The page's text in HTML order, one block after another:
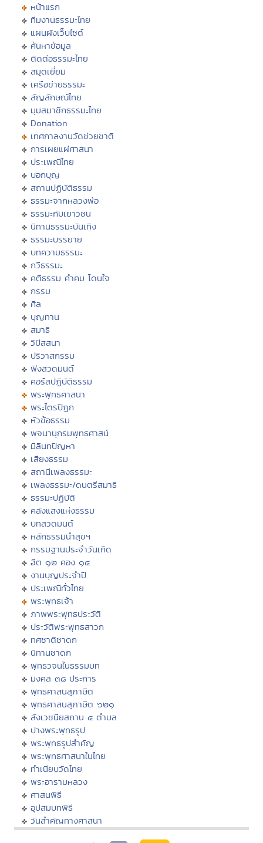
หน้าแรก
ทีมงานธรรมะไทย
แผนผังเว็บไซต์
ค้นหาข้อมูล
ติดต่อธรรมะไทย
สมุดเยี่ยม
เครือข่ายธรรมะ
สัญลักษณ์ไทย
มุมสมาชิกธรรมะไทย
Donation
เทศกาลงานวัดช่วยชาติ
การเผยแผ่ศาสนา
ประเพณีไทย
บอกบุญ
สถานปฏิบัติธรรม
ธรรมะจากหลวงพ่อ
ธรรมะกับเยาวชน
นิทานธรรมะบันเทิง
ธรรมะบรรยาย
บทความธรรมะ
กวีธรรมะ
คติธรรม คำคม โดนใจ
กรรม
ศีล
บุญทาน
สมาธิ
วิปัสสนา
ปริวาสกรรม
ฟังสวดมนต์
คอร์สปฏิบัติธรรม
พระพุทธศาสนา
พระไตรปิฏก
หัวข้อธรรม
พจนานุกรมพุทธศาสน์
มิลินทปัญหา
เสียงธรรม
สถานีเพลงธรรมะ
เพลงธรรมะ/ดนตรีสมาธิ
ธรรมะปฏิบัติ
คลังแสงแห่งธรรม
บทสวดมนต์
หลักธรรมนำสุขฯ
กรรมฐานประจำวันเกิด
ฮีต ๑๒ คอง ๑๔
งานบุญประจำปี
ประเพณีทั่วไทย
พระพุทธเจ้า
ภาพพระพุทธประวัติ
ประวัติพระพุทธสาวก
ทศชาติชาดก
นิทานชาดก
พุทธวจนในธรรมบท
มงคล ๓๘ ประการ
พุทธศาสนสุภาษิต
พุทธศาสนสุภาษิต ๖๒๑
สังเวชนียสถาน ๔ ตำบล
ปางพระพุทธรูป
พระพุทธรูปสำคัญ
พระพุทธศาสนาในไทย
ทำเนียบวัดไทย
พระอารามหลวง
ศาสนพิธี
อุปสมบทพิธี
วันสำคัญทางศาสนา